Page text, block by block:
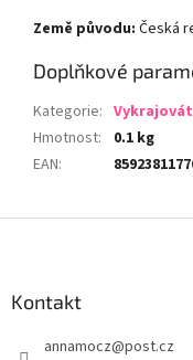
Země původu: Česká
Doplňkové
Kategorie:
Hmotnost:
0.1 kg
EAN:
Kontakt
annamocz@post.cz